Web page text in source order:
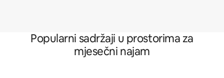
Popularni sadržaji u prostorima za
mjesečni najam